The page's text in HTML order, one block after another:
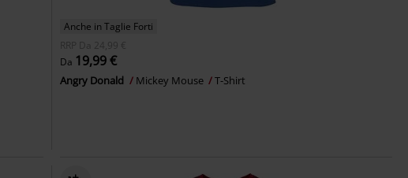
Anche in Taglie Forti
RRP
Da 24,99 €
Da 19,99 €
Angry Donald Mickey Mouse T-Shirt